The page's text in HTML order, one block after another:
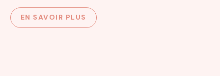
EN SAVOIR PLUS